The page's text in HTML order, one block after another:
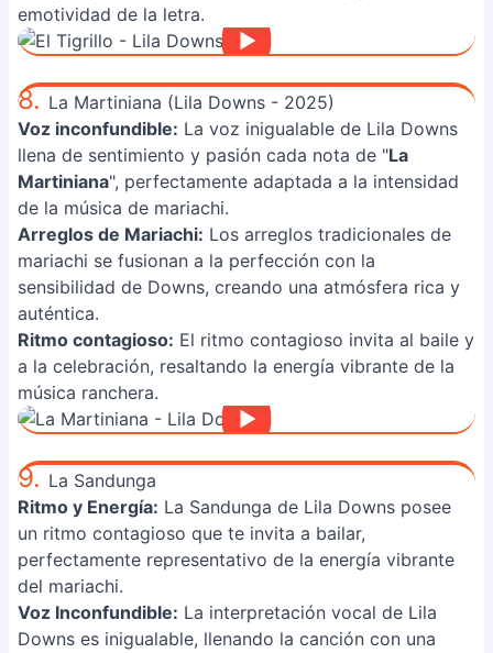
emotividad de la letra.
8. La Martiniana (Lila Downs - 2025)
Voz inconfundible: La voz inigualable de Lila Downs
llena de sentimiento y pasión cada nota de "La
Martiniana", perfectamente adaptada a la intensidad
de la música de mariachi.
Arreglos de Mariachi: Los arreglos tradicionales de
mariachi se fusionan a la perfección con la
sensibilidad de Downs, creando una atmósfera rica y
auténtica.
Ritmo contagioso: El ritmo contagioso invita al baile y
a la celebración, resaltando la energía vibrante de la
música ranchera.
9. La Sandunga
Ritmo y Energía: La Sandunga de Lila Downs posee
un ritmo contagioso que te invita a bailar,
perfectamente representativo de la energía vibrante
del mariachi.
Voz Inconfundible: La interpretación vocal de Lila
Downs es inigualable, llenando la canción con una